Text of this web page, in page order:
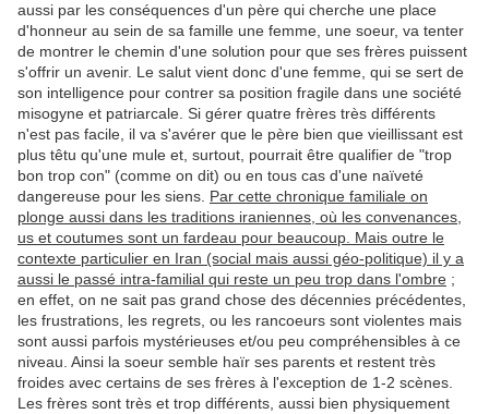
aussi par les conséquences d'un père qui cherche une place
d'honneur au sein de sa famille une femme, une soeur, va tenter
de montrer le chemin d'une solution pour que ses frères puissent
s'offrir un avenir. Le salut vient donc d'une femme, qui se sert de
son intelligence pour contrer sa position fragile dans une société
misogyne et patriarcale. Si gérer quatre frères très différents
n'est pas facile, il va s'avérer que le père bien que vieillissant est
plus têtu qu'une mule et, surtout, pourrait être qualifier de "trop
bon trop con" (comme on dit) ou en tous cas d'une naïveté
dangereuse pour les siens. Par cette chronique familiale on
plonge aussi dans les traditions iraniennes, où les convenances,
us et coutumes sont un fardeau pour beaucoup. Mais outre le
contexte particulier en Iran (social mais aussi géo-politique) il y a
aussi le passé intra-familial qui reste un peu trop dans l'ombre ;
en effet, on ne sait pas grand chose des décennies précédentes,
les frustrations, les regrets, ou les rancoeurs sont violentes mais
sont aussi parfois mystérieuses et/ou peu compréhensibles à ce
niveau. Ainsi la soeur semble haïr ses parents et restent très
froides avec certains de ses frères à l'exception de 1-2 scènes.
Les frères sont très et trop différents, aussi bien physiquement